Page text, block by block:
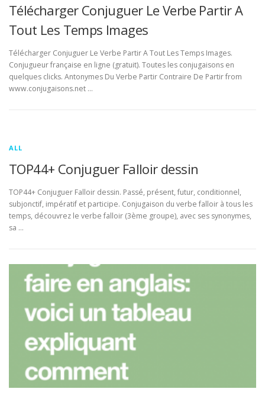
Télécharger Conjuguer Le Verbe Partir A
Tout Les Temps Images
Télécharger Conjuguer Le Verbe Partir A Tout Les Temps Images.
Conjugueur française en ligne (gratuit). Toutes les conjugaisons en
quelques clicks. Antonymes Du Verbe Partir Contraire De Partir from
www.conjugaisons.net …
ALL
TOP44+ Conjuguer Falloir dessin
TOP44+ Conjuguer Falloir dessin. Passé, présent, futur, conditionnel,
subjonctif, impératif et participe. Conjugaison du verbe falloir à tous les
temps, découvrez le verbe falloir (3ème groupe), avec ses synonymes,
sa …